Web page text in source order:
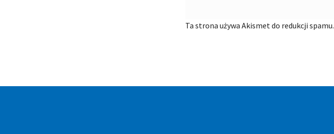
Ta strona używa Akismet do redukcji spamu.